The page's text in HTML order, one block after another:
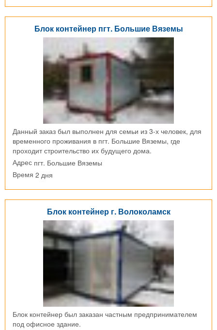
Блок контейнер пгт. Большие Вяземы
Данный заказ был выполнен для семьи из 3-х человек, для
временного проживания в пгт. Большие Вяземы, где
проходит строительство их будущего дома.
Адрес пгт. Большие Вяземы
Время 2 дня
Блок контейнер г. Волоколамск
Блок контейнер был заказан частным предпринимателем
под офисное здание.